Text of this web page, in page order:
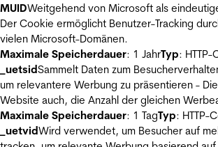
MUIDWeitgehend von Microsoft als
Der Cookie ermöglicht Benutzer-Tracking
vielen Microsoft-Domänen.
Maximale Speicherdauer: 1 JahrTyp: HTTP-
_uetsidSammelt Daten zum
um relevantere Werbung zu präsentieren -
Website auch, die Anzahl der gleichen
Maximale Speicherdauer: 1 TagTyp: HTTP-
_uetvidWird verwendet, um Besucher auf